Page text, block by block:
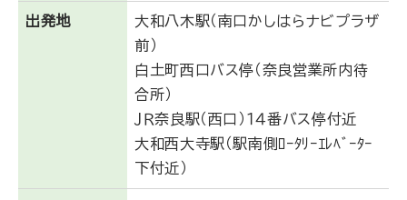
出発地
大和八木駅（南口かしはらナビプラザ
前）
白土町西口バス停（奈良営業所内待
合所）
ＪＲ奈良駅（西口）１４番バス停付近
大和西大寺駅（駅南側ﾛｰﾀﾘｰｴﾚﾍﾞｰﾀｰ
下付近）